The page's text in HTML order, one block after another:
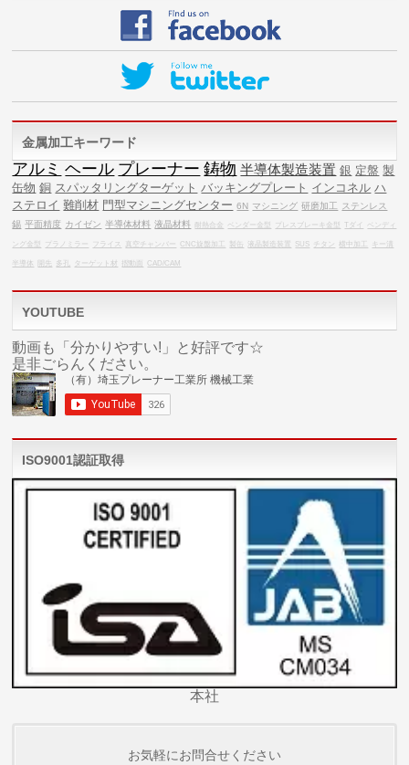
金属加工キーワード
アルミ ヘール プレーナー 鋳物 半導体製造装置 銀 定盤 製
缶物 銅 スパッタリングターゲット バッキングプレート インコネル ハ
ステロイ 難削材 門型マシニングセンター 6N マシニング 研磨加工
ステンレス
錫 平面精度 カイゼン 半導体材料 液晶材料 耐熱合金 ベンダー金型 プレスブレーキ金型 Tダイ ベンディ
ング金型 プラノミラー フライス 真空チャンバー CNC旋盤加工 製缶 液晶製造装置 SUS チタン 横中加工 キー溝
半導体 開先 多孔 ターゲット材 摺動面 CAD/CAM
YOUTUBE
動画も「分かりやすい!」と好評です☆
是非ごらんください。
ISO9001認証取得
本社
お気軽にお問合せください